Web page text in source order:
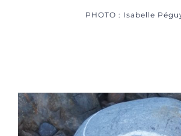
PHOTO : Isabelle